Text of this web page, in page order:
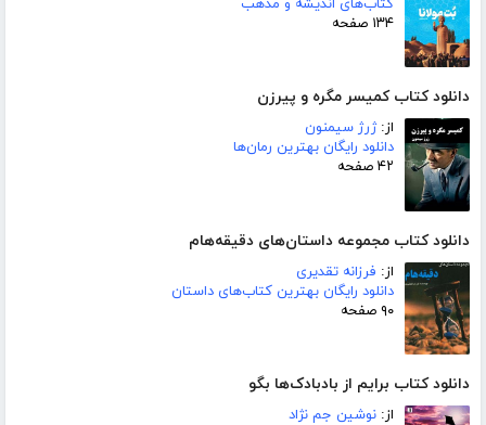
کتاب‌های اندیشه و مذهب
۱۳۴ صفحه
دانلود کتاب کمیسر مگره و پیرزن
از:ژرژ سیمنون
دانلود رایگان بهترین رمان‌ها
۴۲ صفحه
دانلود کتاب مجموعه داستان‌های دقیقه‌هام
از: فرزانه تقدیری
دانلود رایگان بهترین کتاب‌های داستان
۹۰ صفحه
دانلود کتاب برایم از بادبادک‌ها بگو
از: نوشین جم نژاد